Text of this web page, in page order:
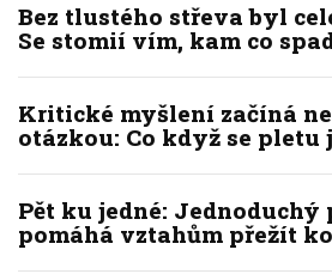
Bez tlustého střeva byl
Se stomií vím, kam co
Kritické myšlení začíná
otázkou: Co když se pletu
Pět ku jedné:
pomáhá vztahům přežít